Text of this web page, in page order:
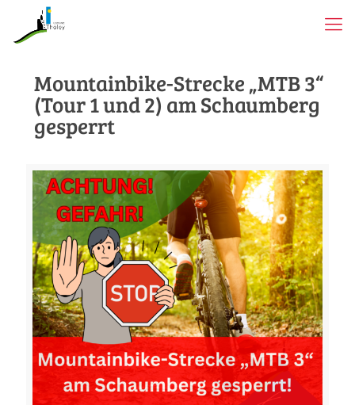
Mountainbike-Strecke „MTB 3“
(Tour 1 und 2) am Schaumberg
gesperrt